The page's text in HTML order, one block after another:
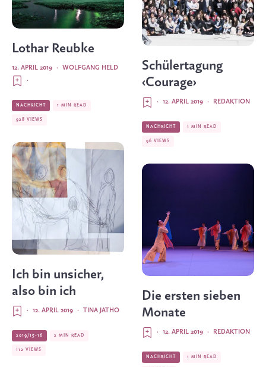
Lothar Reubke
WOLFGANG HELD
·
12. APRIL 2019
·
NACHRICHT 1 MIN READ
928 VIEWS
Ich bin unsicher,
also bin ich
TINA JATHO
·
12. APRIL 2019
·
2019/15-16 2 MIN READ
112 VIEWS
Schülertagung
‹Courage›
REDAKTION
·
12. APRIL 2019
·
NACHRICHT 1 MIN READ
96 VIEWS
Die ersten sieben
Monate
REDAKTION
·
12. APRIL 2019
·
NACHRICHT 1 MIN READ